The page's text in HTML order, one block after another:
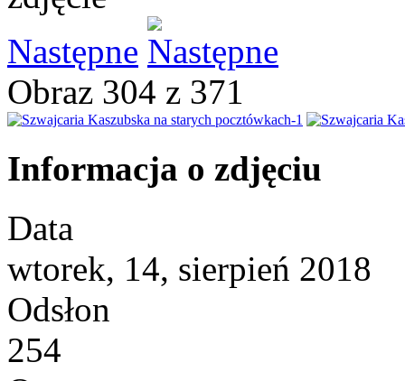
Następne
Obraz 304 z 371
Informacja o zdjęciu
Data
wtorek, 14, sierpień 2018
Odsłon
254